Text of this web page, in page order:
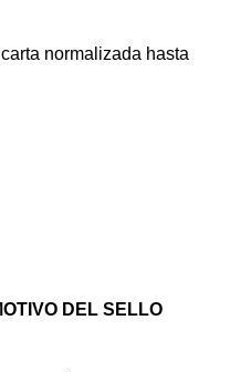
normalizada hasta
DEL SELLO